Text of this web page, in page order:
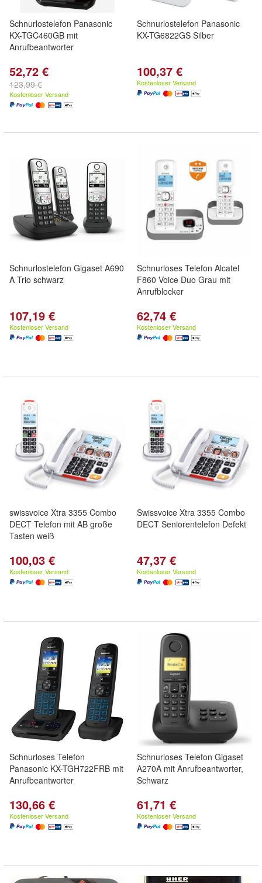
Schnurlostelefon Panasonic
KX-TGC460GB mit
Anrufbeantworter
52,72 €
123,99 €
Kostenloser Versand
Schnurlostelefon Panasonic
KX-TG6822GS Silber
100,37 €
Kostenloser Versand
Schnurlostelefon Gigaset A690
A Trio schwarz
107,19 €
Kostenloser Versand
Schnurloses Telefon Alcatel
F860 Voice Duo Grau mit
Anrufblocker
62,74 €
Kostenloser Versand
swissvoice Xtra 3355 Combo
DECT Telefon mit AB große
Tasten weiß
100,03 €
Kostenloser Versand
Swissvoice Xtra 3355 Combo
DECT Seniorentelefon Defekt
47,37 €
Kostenloser Versand
Schnurloses Telefon
Panasonic KX-TGH722FRB mit
Anrufbeantworter
130,66 €
Kostenloser Versand
Schnurloses Telefon Gigaset
A270A mit Anrufbeantworter,
Schwarz
61,71 €
Kostenloser Versand